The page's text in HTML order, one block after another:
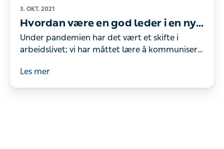
3. OKT. 2021
Hvordan være en god leder i en ny
arbeidshverdag?
Under pandemien har det vært et skifte i
arbeidslivet; vi har måttet lære å kommunisere
kan ledere møte den nye arbeidsepoken?
Les mer